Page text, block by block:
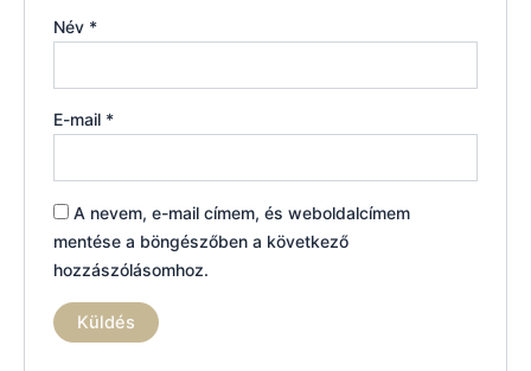
Név *
E-mail *
A nevem, e-mail címem, és weboldalcímem
mentése a böngészőben a következő
hozzászólásomhoz.